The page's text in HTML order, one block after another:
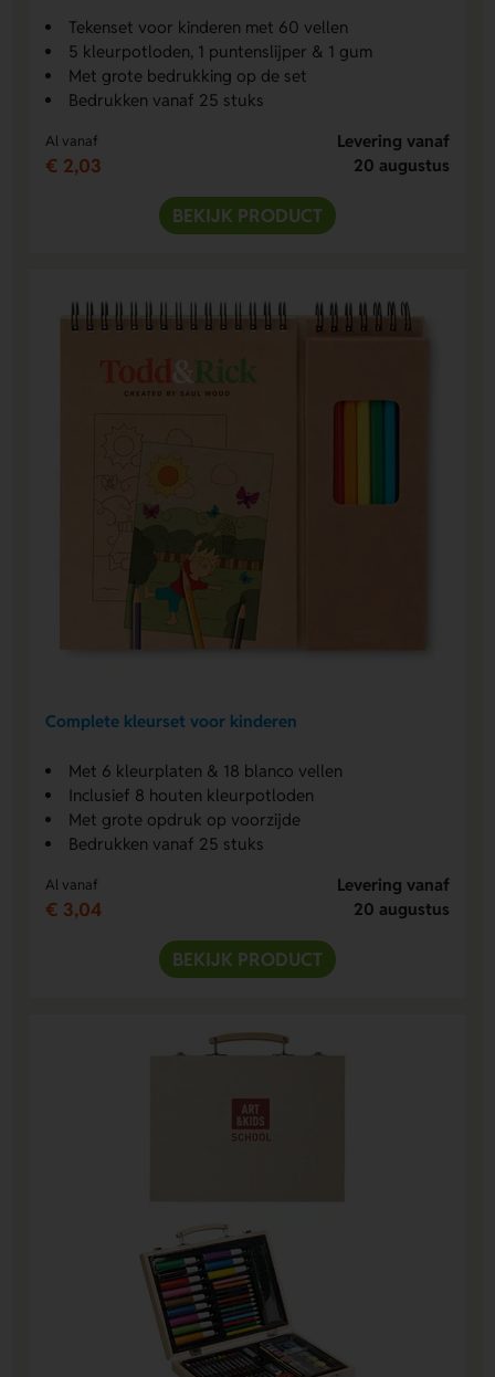
Tekenset voor kinderen met 60 vellen
5 kleurpotloden, 1 puntenslijper & 1 gum
Met grote bedrukking op de set
Bedrukken vanaf 25 stuks
Al vanaf
€ 2,03
Levering vanaf
20 augustus
BEKIJK PRODUCT
Complete kleurset voor kinderen
Met 6 kleurplaten & 18 blanco vellen
Inclusief 8 houten kleurpotloden
Met grote opdruk op voorzijde
Bedrukken vanaf 25 stuks
Al vanaf
€ 3,04
Levering vanaf
20 augustus
BEKIJK PRODUCT